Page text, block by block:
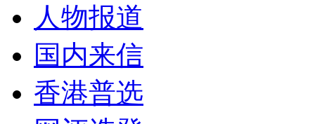
人物报道
国内来信
香港普选